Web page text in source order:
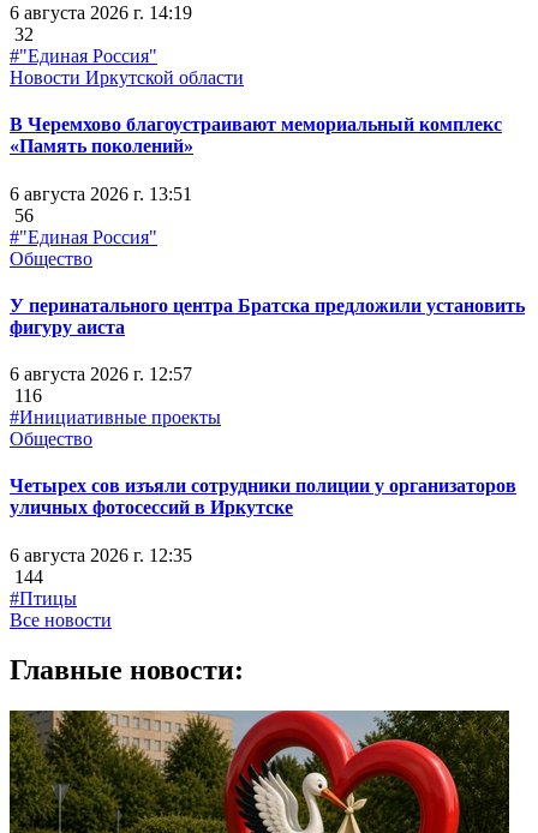
6 августа 2026 г. 14:19
32
#"Единая Россия"
Новости Иркутской области
В Черемхово благоустраивают мемориальный комплекс
«Память поколений»
6 августа 2026 г. 13:51
56
#"Единая Россия"
Общество
У перинатального центра Братска предложили установить
фигуру аиста
6 августа 2026 г. 12:57
116
#Инициативные проекты
Общество
Четырех сов изъяли сотрудники полиции у организаторов
уличных фотосессий в Иркутске
6 августа 2026 г. 12:35
144
#Птицы
Все новости
Главные новости: